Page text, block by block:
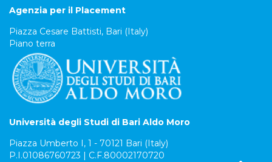
Agenzia per il Placement
Piazza Cesare Battisti, Bari (Italy)
Piano terra
Università degli Studi di Bari Aldo Moro
Piazza Umberto I, 1 - 70121 Bari (Italy)
P.I.01086760723 | C.F.80002170720